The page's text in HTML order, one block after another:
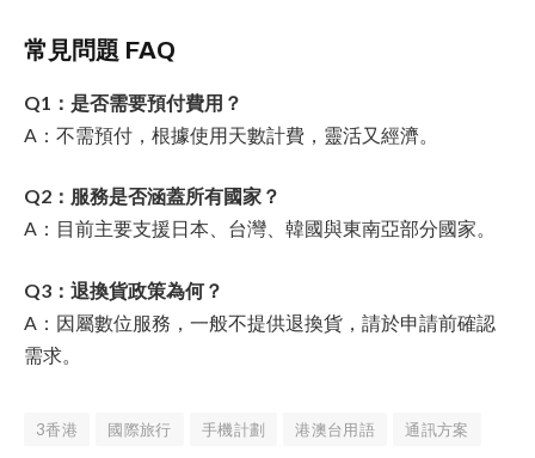
常見問題 FAQ
Q1：是否需要預付費用？
A：不需預付，根據使用天數計費，靈活又經濟。
Q2：服務是否涵蓋所有國家？
A：目前主要支援日本、台灣、韓國與東南亞部分國家。
Q3：退換貨政策為何？
A：因屬數位服務，一般不提供退換貨，請於申請前確認
需求。
3香港 國際旅行 手機計劃 港澳台用語 通訊方案